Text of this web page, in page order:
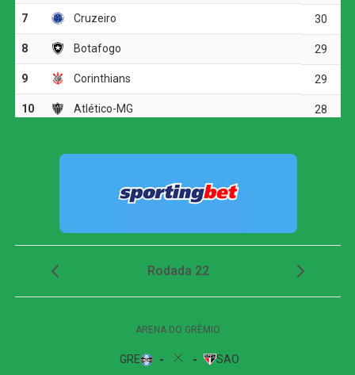
Ver essa foto no Instagram
A lesão aconteceu nos minutos iniciais do confronto
do Mundo. Apesar do desconforto, Paquetá tentou
permanecer na partida, mas a gravidade do problema